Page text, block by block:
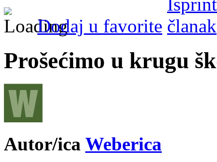
Dodaj u favorite
Prošećimo u krugu
Autor/ica Weberica